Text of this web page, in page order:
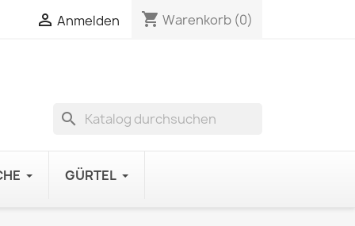
 Anmelden shopping_cart Warenkorb (0)
search
GÜRTEL